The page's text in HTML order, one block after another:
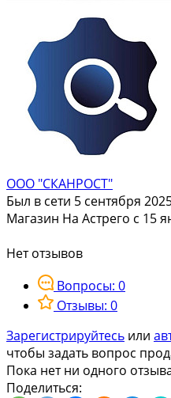
ООО "СКАНРОСТ"
Был в сети 5 сентября
Магазин На Астрего с 15
Нет отзывов
Вопросы: 0
Отзывы: 0
Зарегистрируйтесь или
чтобы задать вопрос
Пока нет ни одного
Поделиться: